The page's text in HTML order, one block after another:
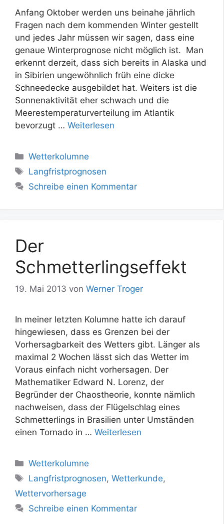
Anfang Oktober werden uns beinahe jährlich
Fragen nach dem kommenden Winter gestellt
und jedes Jahr müssen wir sagen, dass eine
genaue Winterprognose nicht möglich ist. Man
erkennt derzeit, dass sich bereits in Alaska und
in Sibirien ungewöhnlich früh eine dicke
Schneedecke ausgebildet hat. Weiters ist die
Sonnenaktivität eher schwach und die
Meerestemperaturverteilung im Atlantik
bevorzugt … Weiterlesen
Kategorien
Wetterkolumne
Schlagwörter
Langfristprognosen
Schreibe einen Kommentar
Der
Schmetterlingseffekt
19. Mai 2013 von Werner Troger
In meiner letzten Kolumne hatte ich darauf
hingewiesen, dass es Grenzen bei der
Vorhersagbarkeit des Wetters gibt. Länger als
maximal 2 Wochen lässt sich das Wetter im
Voraus einfach nicht vorhersagen. Der
Mathematiker Edward N. Lorenz, der
Begründer der Chaostheorie, konnte nämlich
nachweisen, dass der Flügelschlag eines
Schmetterlings in Brasilien unter Umständen
einen Tornado in … Weiterlesen
Kategorien
Wetterkolumne
Schlagwörter
Langfristprognosen,Wetterkunde,
Wettervorhersage
Schreibe einen Kommentar